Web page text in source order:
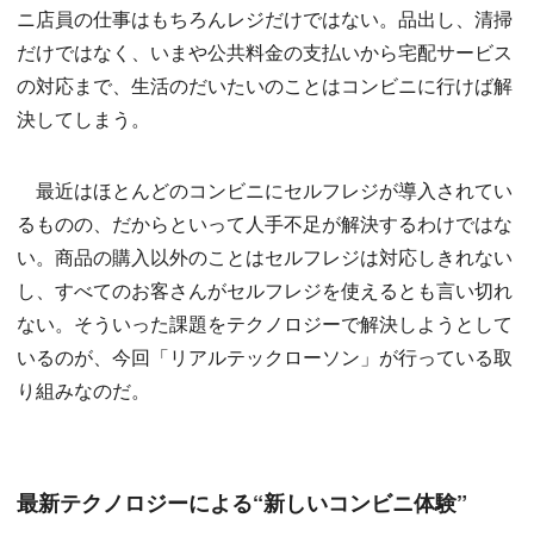
ニ店員の仕事はもちろんレジだけではない。品出し、清掃
だけではなく、いまや公共料金の支払いから宅配サービス
の対応まで、生活のだいたいのことはコンビニに行けば解
決してしまう。
最近はほとんどのコンビニにセルフレジが導入されてい
るものの、だからといって人手不足が解決するわけではな
い。商品の購入以外のことはセルフレジは対応しきれない
し、すべてのお客さんがセルフレジを使えるとも言い切れ
ない。そういった課題をテクノロジーで解決しようとして
いるのが、今回「リアルテックローソン」が行っている取
り組みなのだ。
最新テクノロジーによる“新しいコンビニ体験”